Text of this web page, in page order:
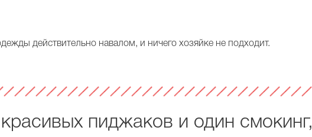
действительно навалом, и ничего хозяйке не подходит.
пиджаков и один смокинг,